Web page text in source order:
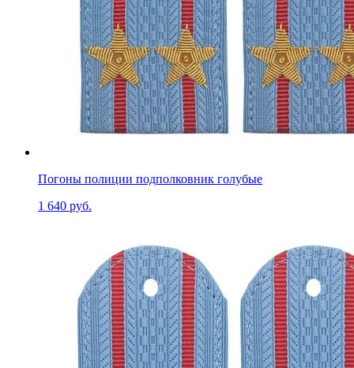
Погоны полиции подполковник голубые
1 640 руб.